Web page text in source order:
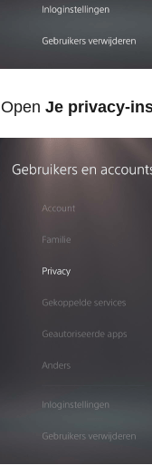
Open Je privacy-